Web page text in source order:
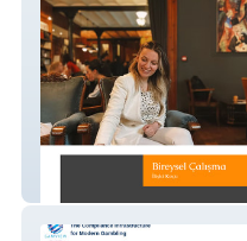
Tugba Senturk